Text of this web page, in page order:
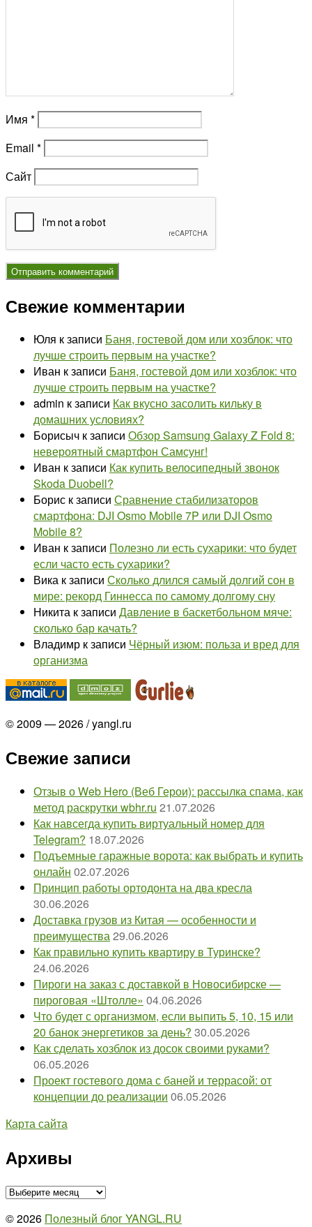
Имя *
Email *
Сайт
Свежие комментарии
Юля к записи Баня, гостевой дом или хозблок: что
лучше строить первым на участке?
Иван к записи Баня, гостевой дом или хозблок: что
лучше строить первым на участке?
admin к записи Как вкусно засолить кильку в
домашних условиях?
Борисыч к записи Обзор Samsung Galaxy Z Fold 8:
невероятный смартфон Самсунг!
Иван к записи Как купить велосипедный звонок
Skoda Duobell?
Борис к записи Сравнение стабилизаторов
смартфона: DJI Osmo Mobile 7P или DJI Osmo
Mobile 8?
Иван к записи Полезно ли есть сухарики: что будет
если часто есть сухарики?
Вика к записи Сколько длился самый долгий сон в
мире: рекорд Гиннесса по самому долгому сну
Никита к записи Давление в баскетбольном мяче:
сколько бар качать?
Владимр к записи Чёрный изюм: польза и вред для
организма
© 2009 — 2026 / yangl.ru
Свежие записи
Отзыв о Web Hero (Веб Герои): рассылка спама, как
метод раскрутки wbhr.ru 21.07.2026
Как навсегда купить виртуальный номер для
Telegram? 18.07.2026
Подъемные гаражные ворота: как выбрать и купить
онлайн 02.07.2026
Принцип работы ортодонта на два кресла
30.06.2026
Доставка грузов из Китая — особенности и
преимущества29.06.2026
Как правильно купить квартиру в Туринске?
24.06.2026
Пироги на заказ с доставкой в Новосибирске —
пироговая «Штолле» 04.06.2026
Что будет с организмом, если выпить 5, 10, 15 или
20 банок энергетиков за день? 30.05.2026
Как сделать хозблок из досок своими руками?
06.05.2026
Проект гостевого дома с баней и террасой: от
концепции до реализации 06.05.2026
Карта сайта
Архивы
Архивы
© 2026 Полезный блог YANGL.RU